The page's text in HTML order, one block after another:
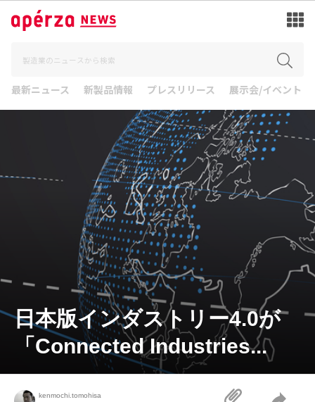
最新ニュース 新製品情報 プレスリリース 展示会/イベント
日本版インダストリー4.0が
「Connected Industries...
kenmochi.tomohisa